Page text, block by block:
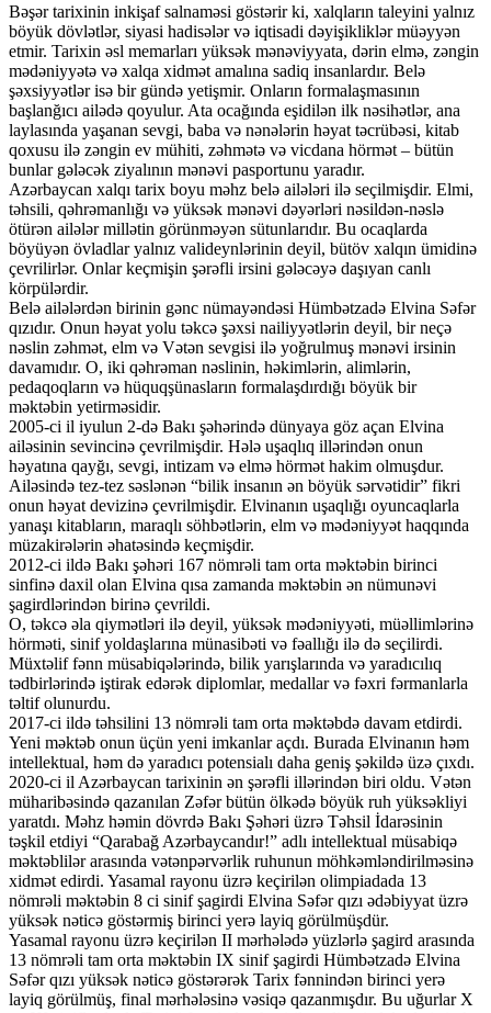
Bəşər tarixinin inkişaf salnaməsi göstərir ki, xalqların taleyini yalnız
böyük dövlətlər, siyasi hadisələr və iqtisadi dəyişikliklər müəyyən
etmir. Tarixin əsl memarları yüksək mənəviyyata, dərin elmə, zəngin
mədəniyyətə və xalqa xidmət amalına sadiq insanlardır. Belə
şəxsiyyətlər isə bir gündə yetişmir. Onların formalaşmasının
başlanğıcı ailədə qoyulur. Ata ocağında eşidilən ilk nəsihətlər, ana
laylasında yaşanan sevgi, baba və nənələrin həyat təcrübəsi, kitab
qoxusu ilə zəngin ev mühiti, zəhmətə və vicdana hörmət – bütün
bunlar gələcək ziyalının mənəvi pasportunu yaradır.
Azərbaycan xalqı tarix boyu məhz belə ailələri ilə seçilmişdir. Elmi,
təhsili, qəhrəmanlığı və yüksək mənəvi dəyərləri nəsildən-nəslə
ötürən ailələr millətin görünməyən sütunlarıdır. Bu ocaqlarda
böyüyən övladlar yalnız valideynlərinin deyil, bütöv xalqın ümidinə
çevrilirlər. Onlar keçmişin şərəfli irsini gələcəyə daşıyan canlı
körpülərdir.
Belə ailələrdən birinin gənc nümayəndəsi Hümbətzadə Elvina Səfər
qızıdır. Onun həyat yolu təkcə şəxsi nailiyyətlərin deyil, bir neçə
nəslin zəhmət, elm və Vətən sevgisi ilə yoğrulmuş mənəvi irsinin
davamıdır. O, iki qəhrəman nəslinin, həkimlərin, alimlərin,
pedaqoqların və hüquqşünasların formalaşdırdığı böyük bir
məktəbin yetirməsidir.
2005-ci il iyulun 2-də Bakı şəhərində dünyaya göz açan Elvina
ailəsinin sevincinə çevrilmişdir. Hələ uşaqlıq illərindən onun
həyatına qayğı, sevgi, intizam və elmə hörmət hakim olmuşdur.
Ailəsində tez-tez səslənən “bilik insanın ən böyük sərvətidir” fikri
onun həyat devizinə çevrilmişdir. Elvinanın uşaqlığı oyuncaqlarla
yanaşı kitabların, maraqlı söhbətlərin, elm və mədəniyyət haqqında
müzakirələrin əhatəsində keçmişdir.
2012-ci ildə Bakı şəhəri 167 nömrəli tam orta məktəbin birinci
sinfinə daxil olan Elvina qısa zamanda məktəbin ən nümunəvi
şagirdlərindən birinə çevrildi.
O, təkcə əla qiymətləri ilə deyil, yüksək mədəniyyəti, müəllimlərinə
hörməti, sinif yoldaşlarına münasibəti və fəallığı ilə də seçilirdi.
Müxtəlif fənn müsabiqələrində, bilik yarışlarında və yaradıcılıq
tədbirlərində iştirak edərək diplomlar, medallar və fəxri fərmanlarla
təltif olunurdu.
2017-ci ildə təhsilini 13 nömrəli tam orta məktəbdə davam etdirdi.
Yeni məktəb onun üçün yeni imkanlar açdı. Burada Elvinanın həm
intellektual, həm də yaradıcı potensialı daha geniş şəkildə üzə çıxdı.
2020-ci il Azərbaycan tarixinin ən şərəfli illərindən biri oldu. Vətən
müharibəsində qazanılan Zəfər bütün ölkədə böyük ruh yüksəkliyi
yaratdı. Məhz həmin dövrdə Bakı Şəhəri üzrə Təhsil İdarəsinin
təşkil etdiyi “Qarabağ Azərbaycandır!” adlı intellektual müsabiqə
məktəblilər arasında vətənpərvərlik ruhunun möhkəmləndirilməsinə
xidmət edirdi. Yasamal rayonu üzrə keçirilən olimpiadada 13
nömrəli məktəbin 8 ci sinif şagirdi Elvina Səfər qızı ədəbiyyat üzrə
yüksək nəticə göstərmiş birinci yerə layiq görülmüşdür.
Yasamal rayonu üzrə keçirilən II mərhələdə yüzlərlə şagird arasında
13 nömrəli tam orta məktəbin IX sinif şagirdi Hümbətzadə Elvina
Səfər qızı yüksək nəticə göstərərək Tarix fənnindən birinci yerə
layiq görülmüş, final mərhələsinə vəsiqə qazanmışdır. Bu uğurlar X